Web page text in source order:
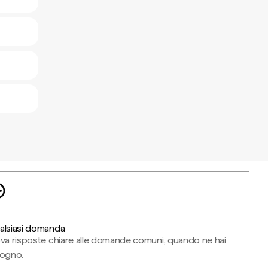
domanda
risposte chiare alle domande comuni, quando ne hai